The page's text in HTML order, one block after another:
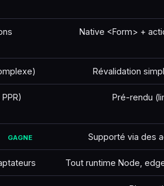
Native <Form> +
Révalidation
Pré-rendu
GAGNE Supporté via des
Tout runtime Node,